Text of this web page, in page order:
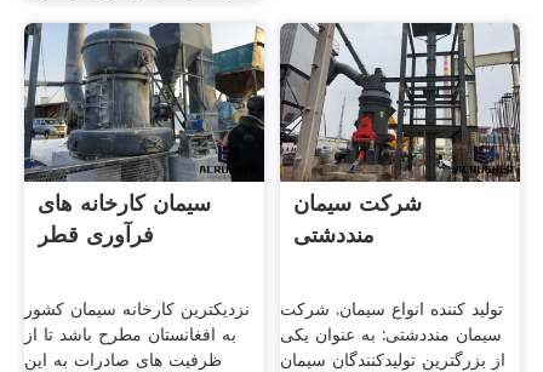
سیمان کارخانه های
فرآوری قطر
نزدیکترین کارخانه سیمان کشور
به افغانستان مطرح باشد تا از
ظرفیت های صادرات به این
شرکت سیمان
منددشتی
تولید کننده انواع سیمان. شرکت
سیمان منددشتی: به عنوان یکی
از بزرگترین تولیدکنندگان سیمان